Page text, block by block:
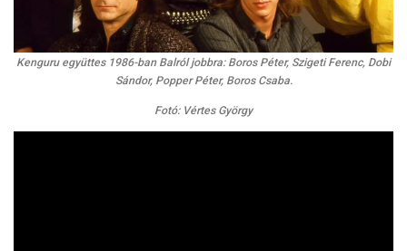
Kenguru együttes 1986-ban Balról jobbra: Boros Péter, Szigeti Ferenc, Dobi
Sándor, Popper Péter, Boros Csaba.
Fotó: Vértes György